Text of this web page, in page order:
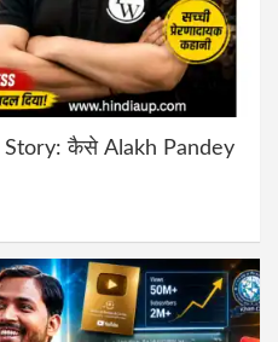
Story: कैसे Alakh Pandey